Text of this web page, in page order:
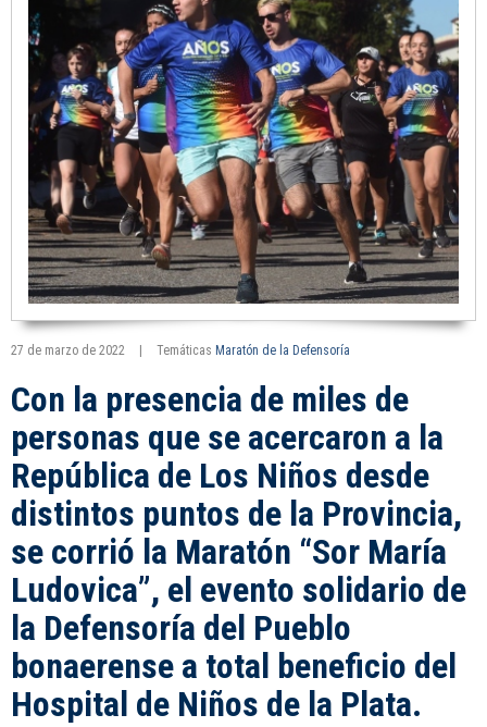
27 de marzo de 2022 Temáticas Maratón de la Defensoría
Con la presencia de miles de
personas que se acercaron a la
República de Los Niños desde
distintos puntos de la Provincia,
se corrió la Maratón “Sor María
Ludovica”, el evento solidario de
la Defensoría del Pueblo
bonaerense a total beneficio del
Hospital de Niños de la Plata.